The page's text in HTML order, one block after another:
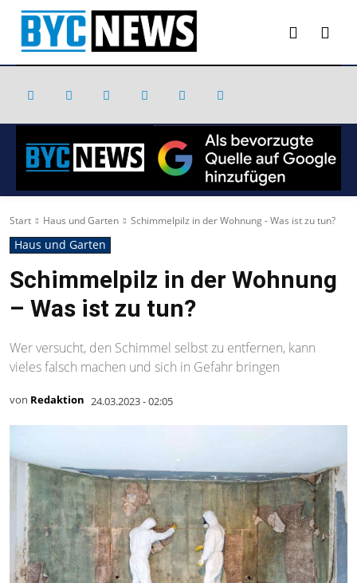
Start Haus und Garten Schimmelpilz in der Wohnung - Was ist zu tun?
Haus und Garten
Schimmelpilz in der Wohnung
– Was ist zu tun?
Wer versucht, den Schimmel selbst zu entfernen, kann
vieles falsch machen und sich in Gefahr bringen
von Redaktion 24.03.2023 - 02:05